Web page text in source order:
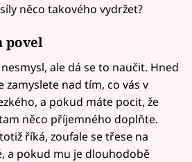
něco takového vydržet?
povel
ale dá se to naučit. Hned
zamyslete nad tím, co vás v
a pokud máte pocit, že
něco příjemného doplňte.
říká, zoufale se třese na
a pokud mu je dlouhodobě